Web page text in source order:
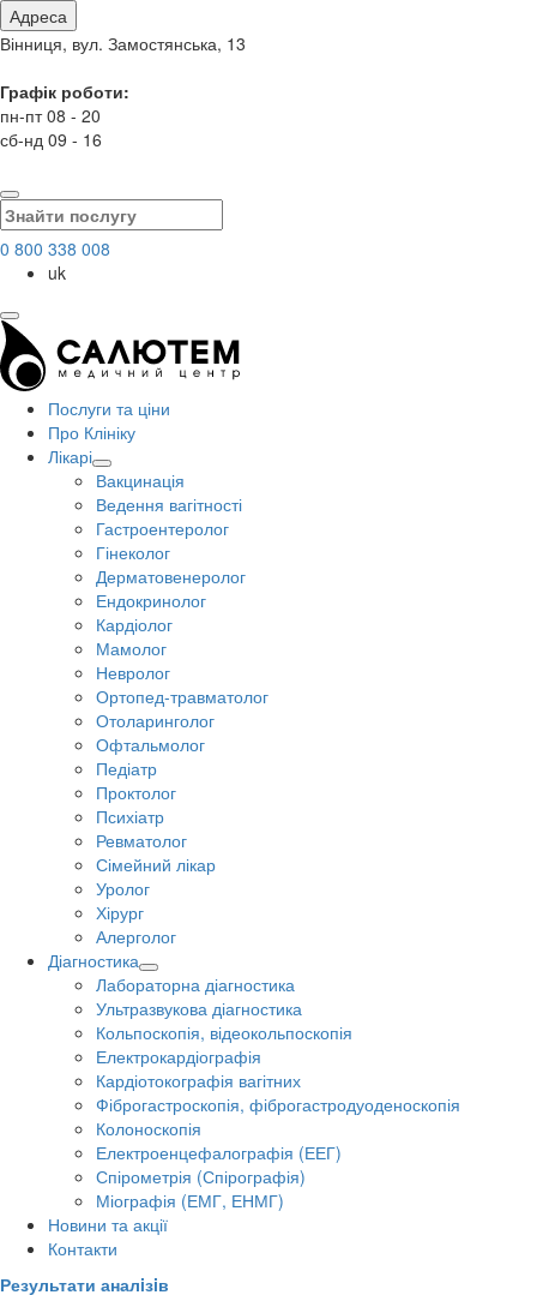
Адреса
Вінниця, вул. Замостянська, 13
Графік роботи:
пн-пт 08 - 20
сб-нд 09 - 16
0 800 338 008
uk
Послуги та ціни
Про Клініку
Лікарі
Вакцинація
Ведення вагітності
Гастроентеролог
Гінеколог
Дерматовенеролог
Ендокринолог
Кардіолог
Мамолог
Невролог
Ортопед-травматолог
Отоларинголог
Офтальмолог
Педіатр
Проктолог
Психіатр
Ревматолог
Сімейний лікар
Уролог
Хірург
Алерголог
Діагностика
Лабораторна діагностика
Ультразвукова діагностика
Кольпоскопія, відеокольпоскопія
Електрокардіографія
Кардіотокографія вагітних
Фіброгастроскопія, фіброгастродуоденоскопія
Колоноскопія
Електроенцефалографія (ЕЕГ)
Спірометрія (Спірографія)
Міографія (ЕМГ, ЕНМГ)
Новини та акції
Контакти
Результати аналiзiв